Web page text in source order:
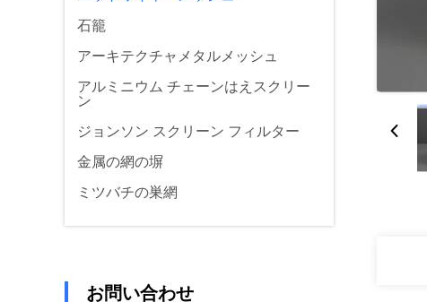
石籠
アーキテクチャメタルメッシュ
アルミニウム チェーンはえスクリー
ン
ジョンソン スクリーン フィルター
金属の網の塀
ミツバチの巣網
お問い合わせ